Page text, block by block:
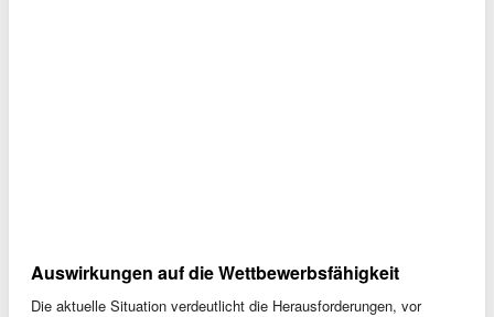
Auswirkungen auf die Wettbewerbsfähigkeit
Die aktuelle Situation verdeutlicht die Herausforderungen, vor